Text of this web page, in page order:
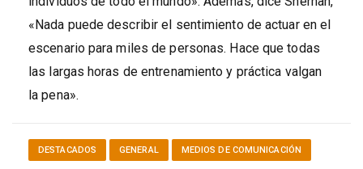
«Nada puede describir el sentimiento de actuar en el
escenario para miles de personas. Hace que todas
las largas horas de entrenamiento y práctica valgan
la pena».
DESTACADOS GENERAL MEDIOS DE COMUNICACIÓN